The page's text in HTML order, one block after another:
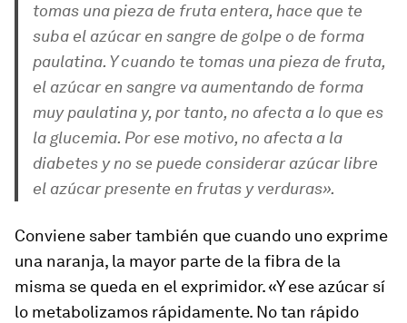
tomas una pieza de fruta entera, hace que te
suba el azúcar en sangre de golpe o de forma
paulatina. Y cuando te tomas una pieza de fruta,
el azúcar en sangre va aumentando de forma
muy paulatina y, por tanto, no afecta a lo que es
la glucemia. Por ese motivo, no afecta a la
diabetes y no se puede considerar azúcar libre
el azúcar presente en frutas y verduras».
Conviene saber también que cuando uno exprime
una naranja, la mayor parte de la fibra de la
misma se queda en el exprimidor. «Y ese azúcar sí
lo metabolizamos rápidamente. No tan rápido